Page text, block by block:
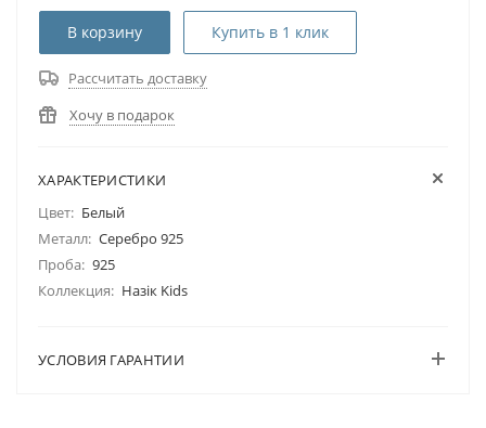
В корзину Купить в 1 клик
Рассчитать доставку
Хочу в подарок
ХАРАКТЕРИСТИКИ
Цвет: Белый
Металл: Серебро 925
Проба: 925
Коллекция: Назiк Kids
УСЛОВИЯ ГАРАНТИИ